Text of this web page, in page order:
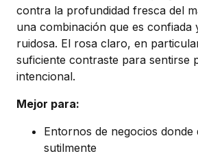
contra la profundidad fresca del
una combinación que es confiada
ruidosa. El rosa claro, en
suficiente contraste para sentirse
intencional.
Mejor para:
Entornos de negocios donde
sutilmente